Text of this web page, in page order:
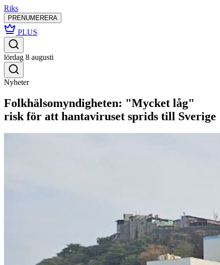
Riks
PRENUMERERA
PLUS
lördag 8 augusti
Nyheter
Folkhälsomyndigheten: "Mycket låg"
risk för att hantaviruset sprids till Sverige